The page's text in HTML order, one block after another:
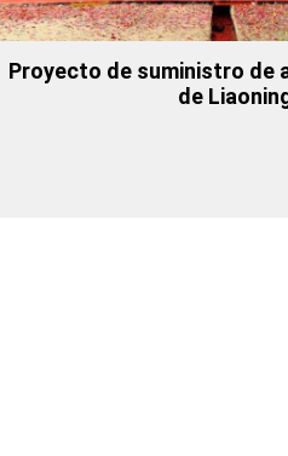
Proyecto de suministro de
de